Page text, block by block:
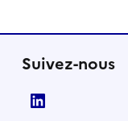
Suivez-nous